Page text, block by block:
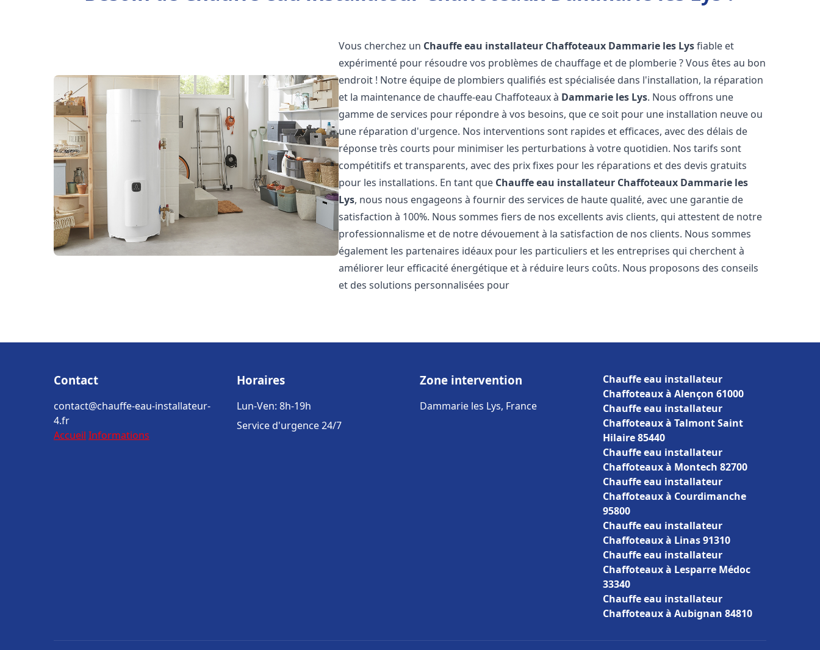
Vous cherchez un Chauffe eau installateur Chaffoteaux Dammarie les Lysfiable et
expérimenté pour résoudre vos problèmes de chauffage et de plomberie ? Vous êtes au bon
endroit ! Notre équipe de plombiers qualifiés est spécialisée dans l'installation, la réparation
et la maintenance de chauffe-eau Chaffoteaux à Dammarie les Lys. Nous offrons une
gamme de services pour répondre à vos besoins, que ce soit pour une installation neuve ou
une réparation d'urgence. Nos interventions sont rapides et efficaces, avec des délais de
réponse très courts pour minimiser les perturbations à votre quotidien. Nos tarifs sont
compétitifs et transparents, avec des prix fixes pour les réparations et des devis gratuits
pour les installations. En tant que Chauffe eau installateur Chaffoteaux Dammarie les
Lys, nous nous engageons à fournir des services de haute qualité, avec une garantie de
satisfaction à 100%. Nous sommes fiers de nos excellents avis clients, qui attestent de notre
professionnalisme et de notre dévouement à la satisfaction de nos clients. Nous sommes
également les partenaires idéaux pour les particuliers et les entreprises qui cherchent à
améliorer leur efficacité énergétique et à réduire leurs coûts. Nous proposons des conseils
et des solutions personnalisées pour
Contact
contact@chauffe-eau-installateur-
4.fr
Accueil Informations
Horaires
Lun-Ven: 8h-19h
Service d'urgence 24/7
Zone intervention
Dammarie les Lys, France
Chauffe eau installateur
Chaffoteaux à Alençon 61000
Chauffe eau installateur
Chaffoteaux à Talmont Saint
Hilaire 85440
Chauffe eau installateur
Chaffoteaux à Montech 82700
Chauffe eau installateur
Chaffoteaux à Courdimanche
95800
Chauffe eau installateur
Chaffoteaux à Linas 91310
Chauffe eau installateur
Chaffoteaux à Lesparre Médoc
33340
Chauffe eau installateur
Chaffoteaux à Aubignan 84810